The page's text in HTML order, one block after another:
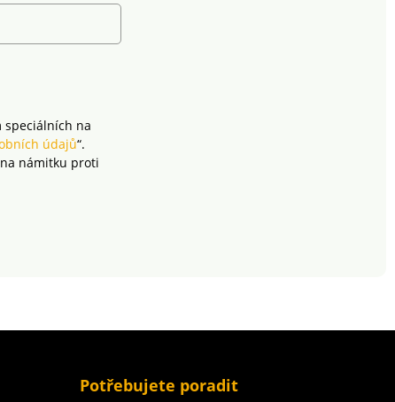
speciálních na
údajů“.
námitku proti
Potřebujete poradit